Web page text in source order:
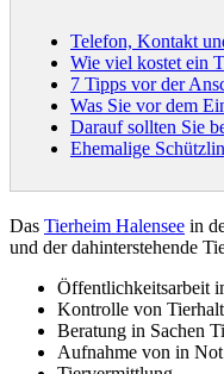
Telefon, Kontakt
Wie viel kostet ein
7 Tipps vor der
Was Sie vor dem
Darauf sollten Sie
Ehemalige
Das Tierheim Halensee in
und der dahinterstehende
Öffentlichkeitsarbeit
Kontrolle von
Beratung in Sachen
Aufnahme von in Not